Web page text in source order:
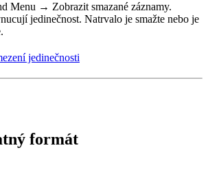
Menu → Zobrazit smazané záznamy.
jedinečnost. Natrvalo je smažte nebo je
jedinečnosti
formát